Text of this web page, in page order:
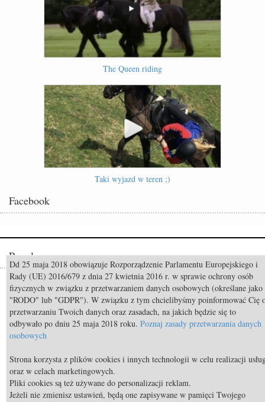
The Queen riding
Taki wyjazd w teren ;)
Facebook
Popularne
Odszedł Monty Roberts – człowiek, który nauczył świat słuchać koni
Constable FRH (Contendro I x Diarado) sprzedany do USA
Mistrzostwa Świata Aachen 2026: Już za 50 dni rozpocznie się walka o
medale!
TOP 9 najdroższych koni świata
Body Condition Scoring, czyli metoda oceny kondycji konia
Dd 25 maja 2018 obowiązuje Rozporządzenie Parlamentu Europejskiego i
Rady (UE) 2016/679 z dnia 27 kwietnia 2016 r. w sprawie ochrony osób
fizycznych w związku z przetwarzaniem danych osobowych (określane jako
"RODO" lub "GDPR"). W związku z tym chcielibyśmy poinformować Cię
przetwarzaniu Twoich danych oraz zasadach, na jakich będzie się to
odbywało po dniu 25 maja 2018 roku. Poznaj zasady przetwarzania danych
osobowych
Strona korzysta z plików cookies i innych technologii w celu realizacji
oraz w celach marketingowych.
Pliki cookies są też używane do personalizacji reklam.
Jeżeli nie zmienisz ustawień, będą one zapisywane w pamięci Twojego